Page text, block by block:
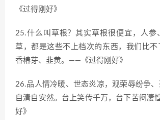
《过得刚好》
25.什么叫草根？其实草根很便宜，人参
草，都是这些不上档次的东西，我们比不
香椿芽、韭黄。——《过得刚好》
26.品人情冷暖、世态炎凉，观荣辱纷争
自清自安然。台上笑传千万，台下苦闷凄
好》